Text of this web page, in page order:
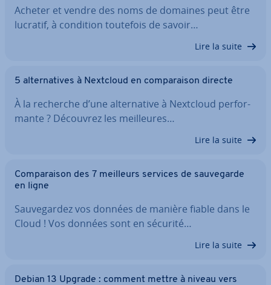
Acheter et vendre des noms de domaines peut être
lucratif, à condition toutefois de savoir…
Lire la suite
5 al­ter­na­tives à Nextcloud en com­pa­rai­son directe
À la recherche d’une al­ter­na­tive à Nextcloud per­for­
mante ? Découvrez les meil­leures…
Lire la suite
Com­pa­rai­son des 7 meilleurs services de sau­ve­garde
en ligne
Sau­ve­gar­dez vos données de manière fiable dans le
Cloud ! Vos données sont en sécurité…
Lire la suite
Debian 13 Upgrade : comment mettre à niveau vers